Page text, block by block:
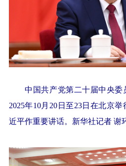
中国共产党第二十届中央委
2025年10月20日至23日在北京
近平作重要讲话。 新华社记者 谢